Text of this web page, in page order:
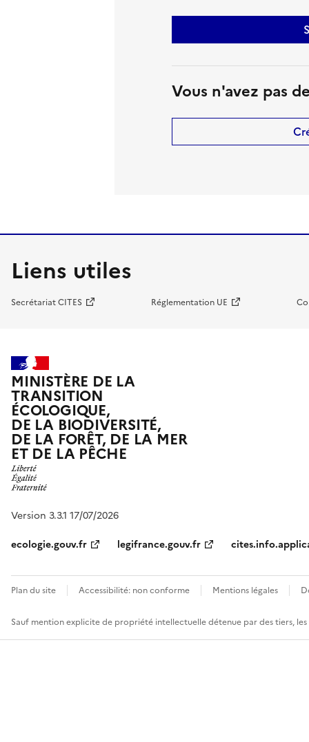
Vous n'avez pas
Liens utiles
Secrétariat CITES Réglementation UE
MINISTÈRE DE LA
TRANSITION
ÉCOLOGIQUE,
DE LA BIODIVERSITÉ,
DE LA FORÊT, DE LA MER
ET DE LA PÊCHE
Version 3.3.1 17/07/2026
ecologie.gouv.fr
legifrance.gouv.fr
Plan du site Accessibilité: non conforme Mentions légales
Sauf mention explicite de propriété intellectuelle détenue par des tiers,